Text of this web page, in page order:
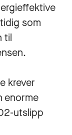
som
til
krever
enorme
utslipp